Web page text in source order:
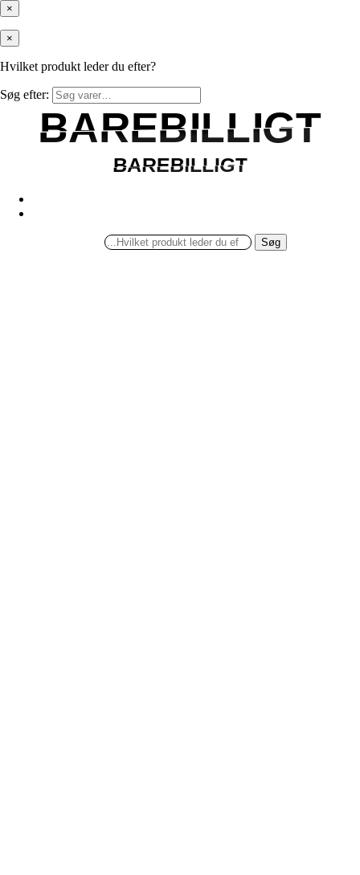
×
×
Hvilket produkt leder du efter?
Søg efter:
BAREBILLIGT
BAREBILLIGT
BAREBILLIGT
BAREBILLIGT
Søg